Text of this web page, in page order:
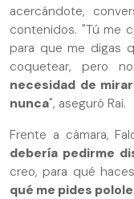
acercándote,
contenidos. "Tú me
para que me digas
coquetear, pero
necesidad de
nunca", aseguró Rai.
Frente a cámara,
debería pedirme
creo, para qué
qué me pides